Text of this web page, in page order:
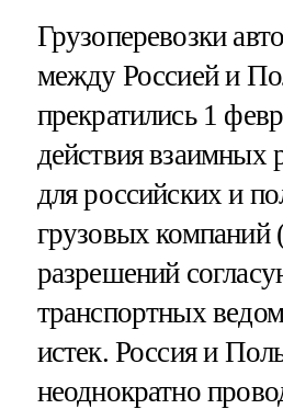
Грузоперевозки
между Россией и
прекратились 1
действия взаимных
для российских и
грузовых компаний
разрешений
транспортных
истек. Россия и
неоднократно